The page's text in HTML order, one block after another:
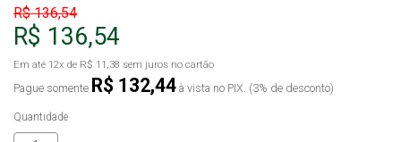
R$ 136,54
R$ 136,54
Em até 12x de R$ 11,38 sem juros no cartão
Pague somente R$ 132,44 à vista no PIX. (3% de desconto)
Quantidade